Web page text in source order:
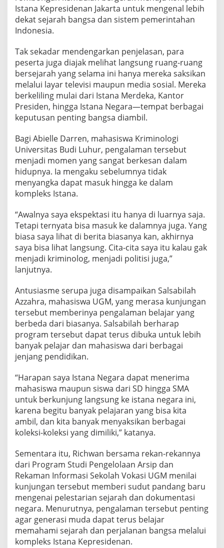
a
j
a
a
n
M
a
h
a
s
i
s
a
A
n
t
u
s
s
I
k
u
t
i
t
a
n
a
u
n
t
u
A
n
a
k
S
e
k
o
l
a
h
"
Istana Kepresidenan Jakarta untuk mengenal lebih
dekat sejarah bangsa dan sistem pemerintahan
Indonesia.
Tak sekadar mendengarkan penjelasan, para
peserta juga diajak melihat langsung ruang-ruang
bersejarah yang selama ini hanya mereka saksikan
melalui layar televisi maupun media sosial. Mereka
berkeliling mulai dari Istana Merdeka, Kantor
Presiden, hingga Istana Negara—tempat berbagai
keputusan penting bangsa diambil.
Bagi Abielle Darren, mahasiswa Kriminologi
Universitas Budi Luhur, pengalaman tersebut
menjadi momen yang sangat berkesan dalam
hidupnya. Ia mengaku sebelumnya tidak
menyangka dapat masuk hingga ke dalam
kompleks Istana.
“Awalnya saya ekspektasi itu hanya di luarnya saja.
Tetapi ternyata bisa masuk ke dalamnya juga. Yang
biasa saya lihat di berita biasanya kan, akhirnya
saya bisa lihat langsung. Cita-cita saya itu kalau gak
menjadi kriminolog, menjadi politisi juga,”
lanjutnya.
Antusiasme serupa juga disampaikan Salsabilah
Azzahra, mahasiswa UGM, yang merasa kunjungan
tersebut memberinya pengalaman belajar yang
berbeda dari biasanya. Salsabilah berharap
program tersebut dapat terus dibuka untuk lebih
banyak pelajar dan mahasiswa dari berbagai
jenjang pendidikan.
“Harapan saya Istana Negara dapat menerima
mahasiswa maupun siswa dari SD hingga SMA
untuk berkunjung langsung ke istana negara ini,
karena begitu banyak pelajaran yang bisa kita
ambil, dan kita banyak menyaksikan berbagai
koleksi-koleksi yang dimiliki,” katanya.
Sementara itu, Richwan bersama rekan-rekannya
dari Program Studi Pengelolaan Arsip dan
Rekaman Informasi Sekolah Vokasi UGM menilai
kunjungan tersebut memberi sudut pandang baru
mengenai pelestarian sejarah dan dokumentasi
negara. Menurutnya, pengalaman tersebut penting
agar generasi muda dapat terus belajar
memahami sejarah dan perjalanan bangsa melalui
kompleks Istana Kepresidenan.